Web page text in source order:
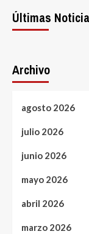
Últimas
Archivo
agosto 2026
julio 2026
junio 2026
mayo 2026
abril 2026
marzo 2026